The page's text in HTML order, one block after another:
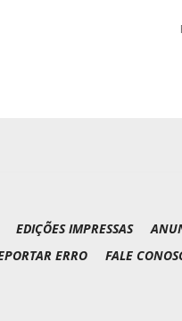
EDIÇÕES IMPRESSAS
ERRO
FALE